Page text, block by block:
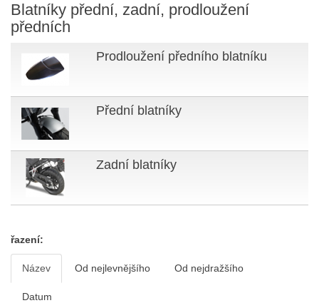
Blatníky přední, zadní, prodloužení
předních
Prodloužení předního blatníku
Přední blatníky
Zadní blatníky
řazení:
Název Od nejlevnějšího Od nejdražšího
Datum